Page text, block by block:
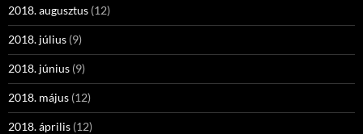
2018. augusztus (12)
2018. július (9)
2018. június (9)
2018. május (12)
2018. április (12)